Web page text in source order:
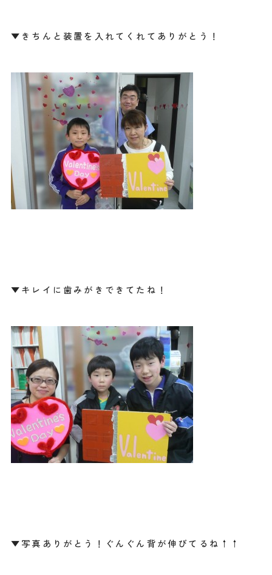
▼きちんと装置を入れてくれてありがとう！
▼キレイに歯みがきできてたね！
▼写真ありがとう！ぐんぐん背が伸びてるね↑↑